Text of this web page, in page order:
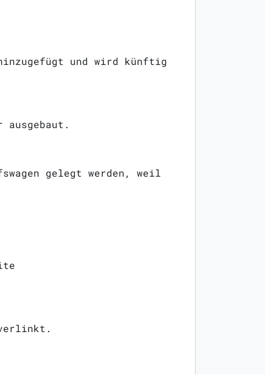
und wird künftig
gelegt werden, weil
verlinkt.